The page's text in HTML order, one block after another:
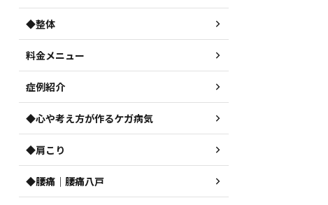
◆整体
料金メニュー
症例紹介
◆心や考え方が作るケガ病気
◆肩こり
◆腰痛｜腰痛八戸